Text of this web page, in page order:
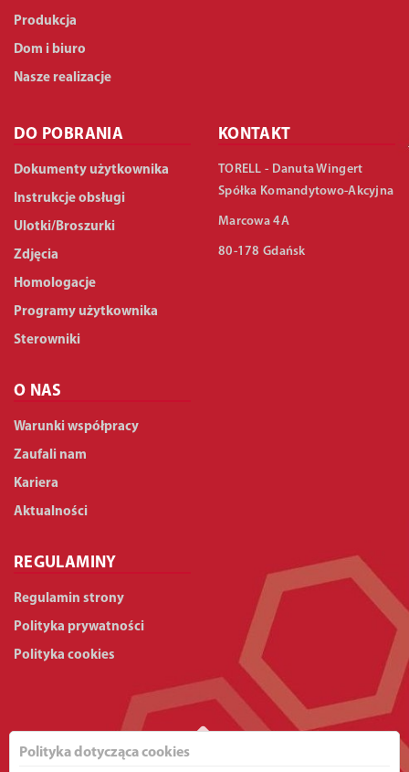
Produkcja
Dom i biuro
Nasze realizacje
DO POBRANIA
Dokumenty użytkownika
Instrukcje obsługi
Ulotki/Broszurki
Zdjęcia
Homologacje
Programy użytkownika
Sterowniki
O NAS
Warunki współpracy
Zaufali nam
Kariera
Aktualności
REGULAMINY
Regulamin strony
Polityka prywatności
Polityka cookies
KONTAKT
TORELL - Danuta Wingert
Spółka Komandytowo-Akcyjna
Marcowa 4A
80-178 Gdańsk
Polityka dotycząca cookies